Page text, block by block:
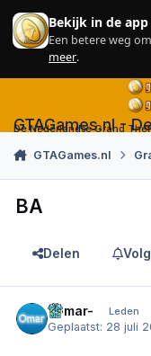
Skip to content
Bekijk in de app
Een betere weg
meer.
GTAGames.nl -
De Nederlandse Grand
GTAGames.nl
BA
Delen
-Omar- Leden
Geplaatst: 28 juli